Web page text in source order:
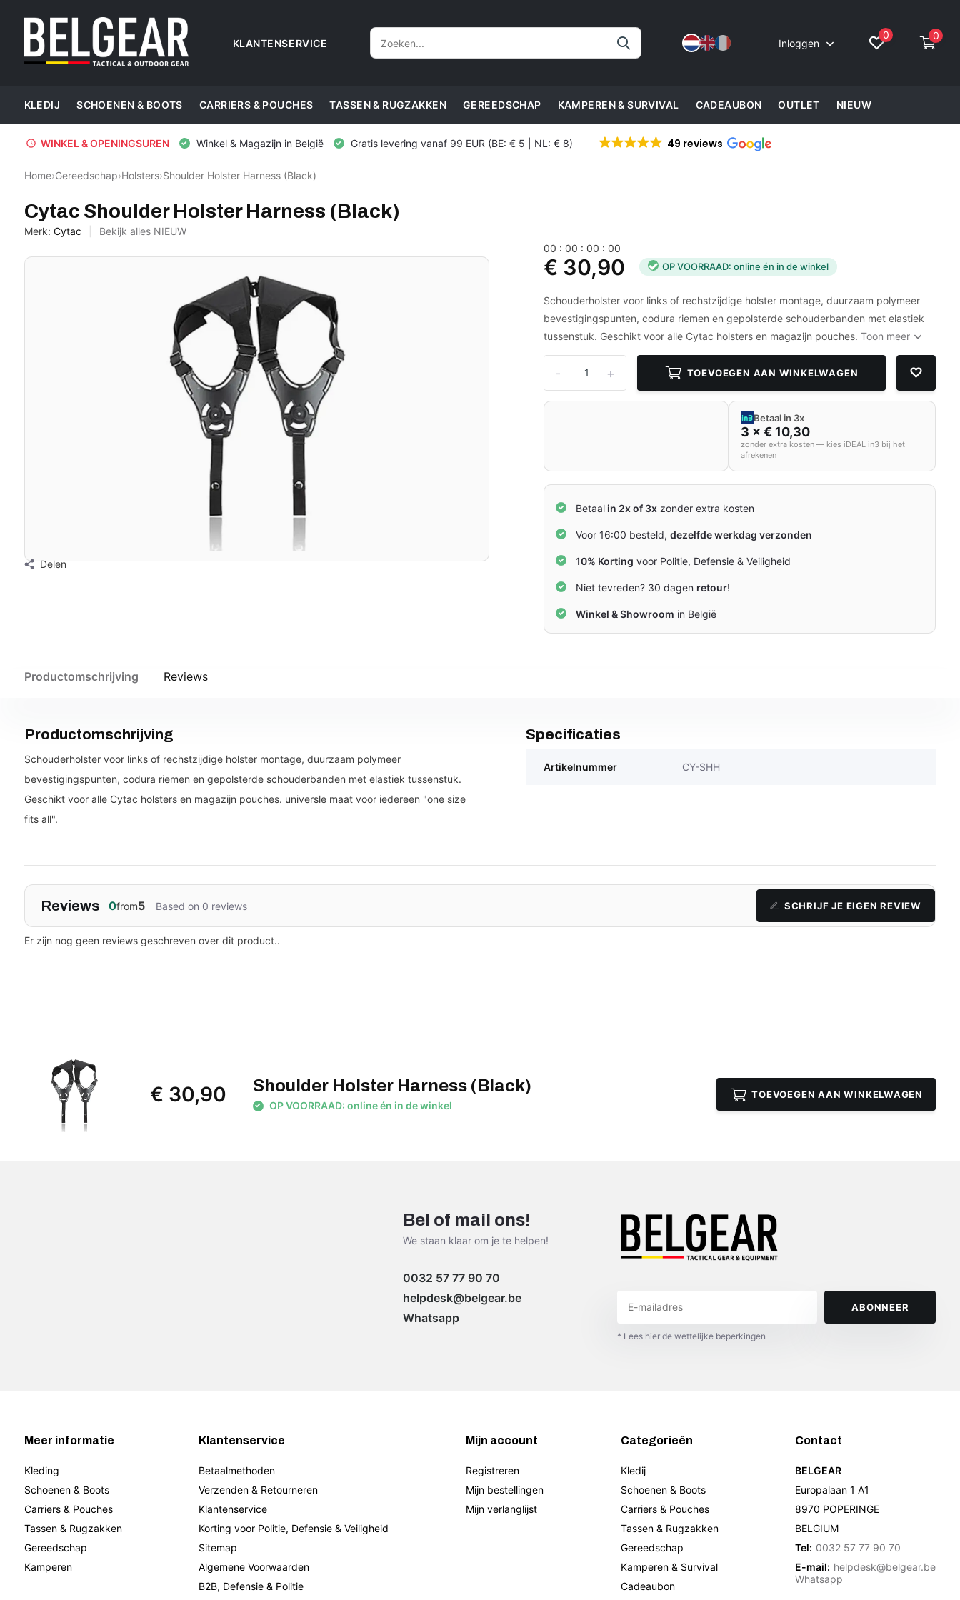
KLANTENSERVICE Inloggen
0 0
KLEDIJ SCHOENEN & BOOTS CARRIERS & POUCHES TASSEN & RUGZAKKEN GEREEDSCHAP KAMPEREN & SURVIVAL CADEAUBON OUTLET NIEUW
WINKEL & OPENINGSUREN Winkel & Magazijn in België Gratis levering vanaf 99 EUR (BE: € 5 | NL: € 8) 49 reviews
Home›Gereedschap›Holsters›Shoulder Holster Harness (Black)
Cytac Shoulder Holster Harness (Black)
Merk: Cytac Bekijk alles NIEUW
Delen
00 :00 :00 :00
€ 30,90 OP VOORRAAD: online én in de winkel
Schouderholster voor links of rechstzijdige holster montage, duurzaam polymeer
bevestigingspunten, codura riemen en gepolsterde schouderbanden met elastiek
tussenstuk. Geschikt voor alle Cytac holsters en magazijn pouches.Toon meer
+
- TOEVOEGEN AAN WINKELWAGEN
Betaal in 3x
3 × € 10,30
zonder extra kosten — kies iDEAL in3 bij het
afrekenen
Betaal in 2x of 3x zonder extra kosten
Voor 16:00 besteld,dezelfde werkdag verzonden
10% Korting voor Politie, Defensie & Veiligheid
Niet tevreden? 30 dagen retour!
Winkel & Showroom in België
Productomschrijving Reviews
Productomschrijving
Schouderholster voor links of rechstzijdige holster montage, duurzaam polymeer
bevestigingspunten, codura riemen en gepolsterde schouderbanden met elastiek tussenstuk.
Geschikt voor alle Cytac holsters en magazijn pouches. universle maat voor iedereen "one size
fits all".
Specificaties
Artikelnummer CY-SHH
Reviews 0from5 Based on 0 reviews SCHRIJF JE EIGEN REVIEW
Er zijn nog geen reviews geschreven over dit product..
€ 30,90 Shoulder Holster Harness (Black)
OP VOORRAAD: online én in de winkel
TOEVOEGEN AAN WINKELWAGEN
Bel of mail ons!
We staan klaar om je te helpen!
0032 57 77 90 70
helpdesk@belgear.be
Whatsapp
ABONNEER
* Lees hier de wettelijke beperkingen
Meer informatie
Kleding
Schoenen & Boots
Carriers & Pouches
Tassen & Rugzakken
Gereedschap
Kamperen
Klantenservice
Betaalmethoden
Verzenden & Retourneren
Klantenservice
Korting voor Politie, Defensie & Veiligheid
Sitemap
Algemene Voorwaarden
B2B, Defensie & Politie
Mijn account
Registreren
Mijn bestellingen
Mijn verlanglijst
Categorieën
Kledij
Schoenen & Boots
Carriers & Pouches
Tassen & Rugzakken
Gereedschap
Kamperen & Survival
Cadeaubon
Contact
BELGEAR
Europalaan 1 A1
8970 POPERINGE
BELGIUM
Tel: 0032 57 77 90 70
E-mail: helpdesk@belgear.be
Whatsapp